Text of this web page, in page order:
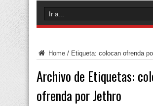
Home / Etiqueta: colocan ofrenda
Archivo de Etiquetas:
ofrenda por Jethro